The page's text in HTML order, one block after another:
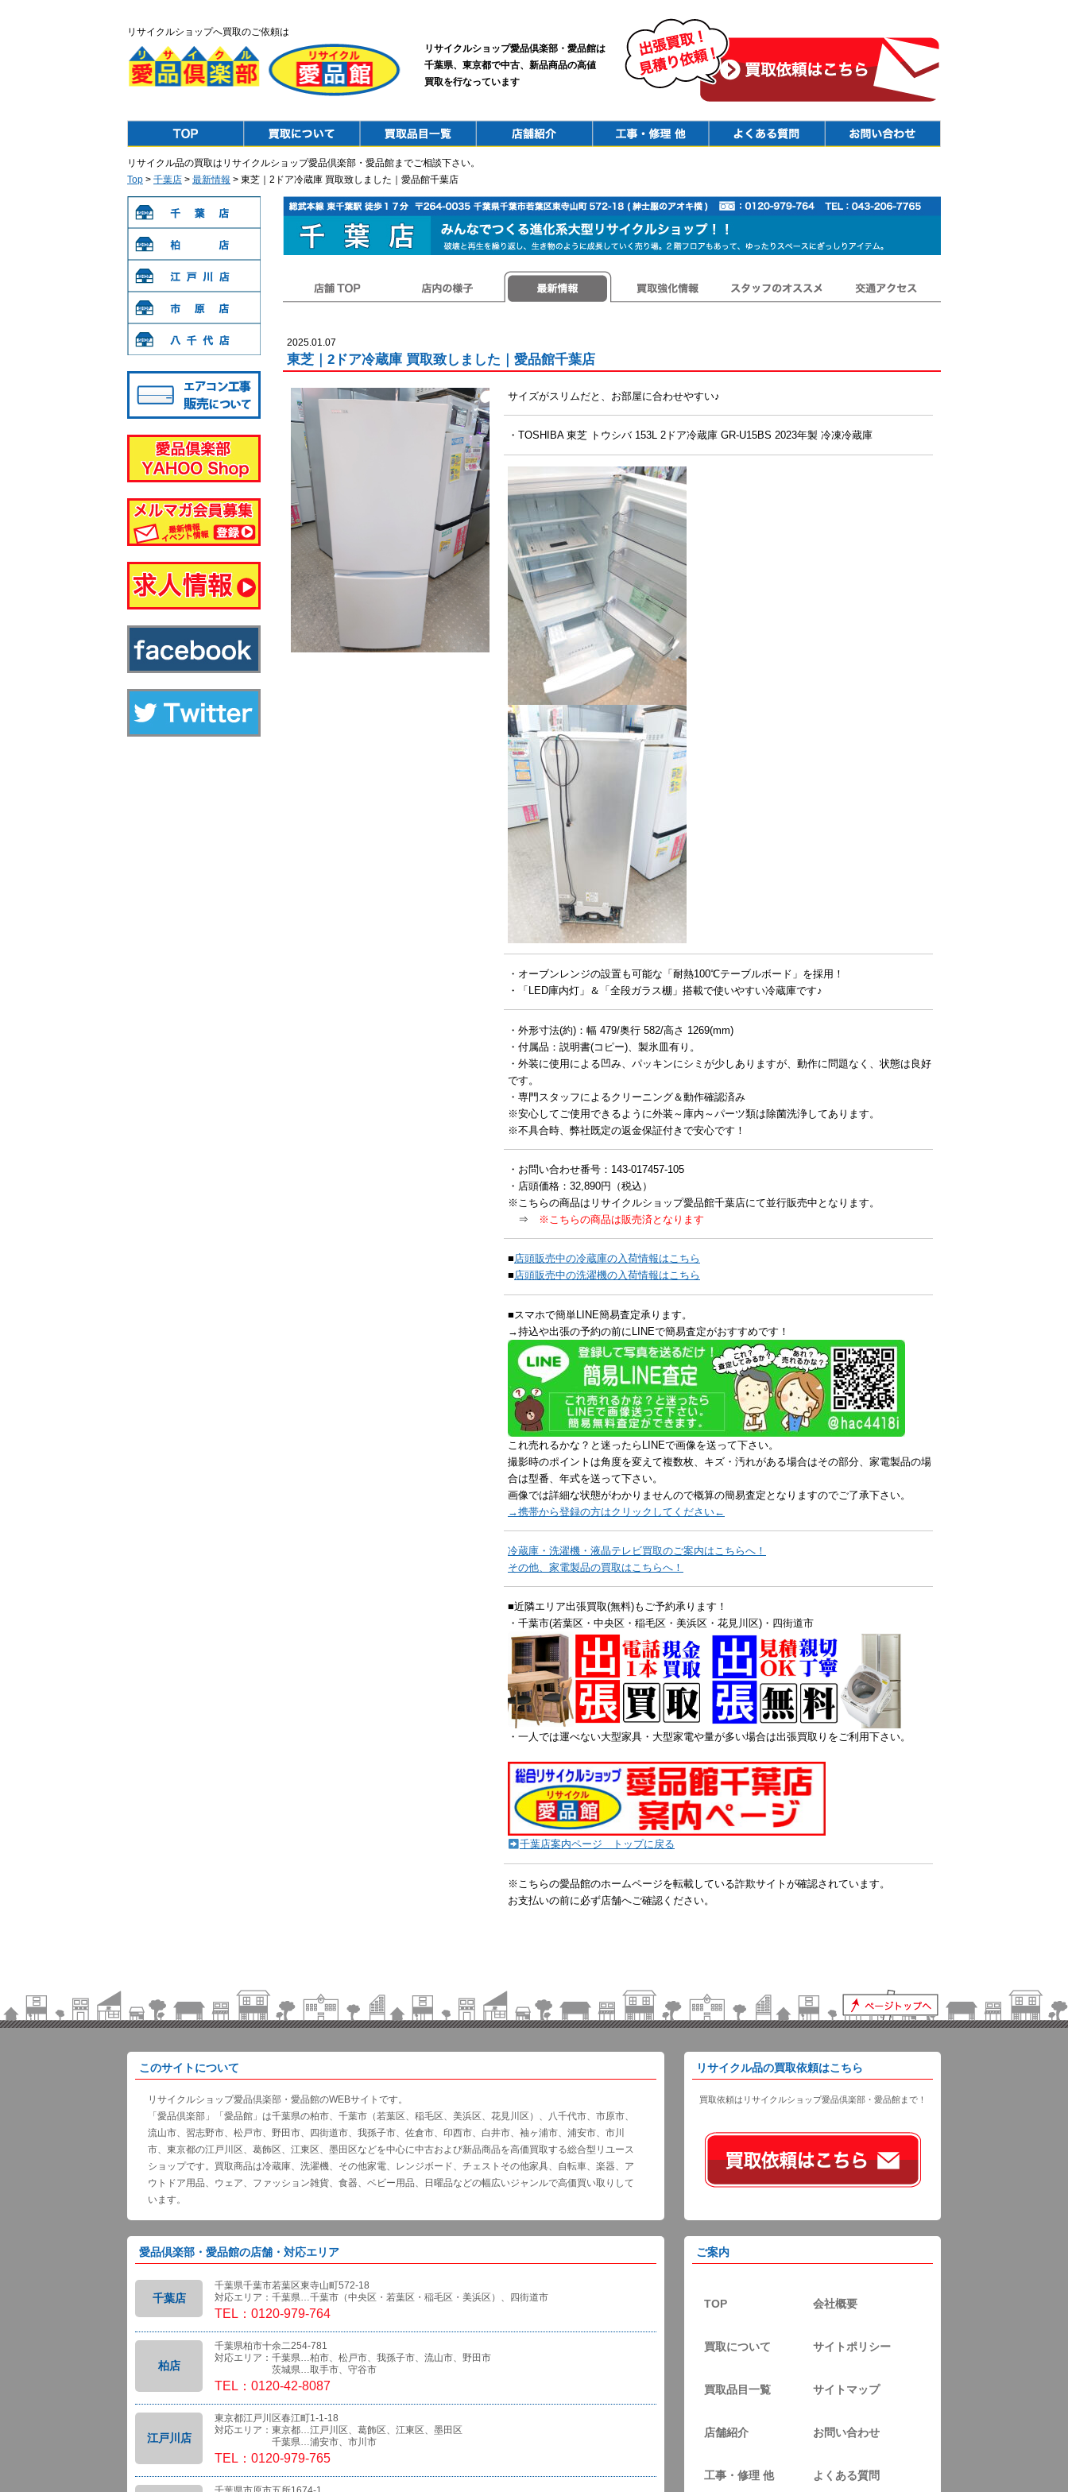
リサイクルショップへ買取のご依頼は
リサイクルショップ愛品倶楽部・愛品館は
千葉県、東京都で中古、新品商品の高値
買取を行なっています
リサイクル品の買取はリサイクルショップ愛品倶楽部・愛品館までご相談下さい。
Top > 千葉店 > 最新情報 > 東芝｜2ドア冷蔵庫 買取致しました｜愛品館千葉店
2025.01.07
東芝｜2ドア冷蔵庫 買取致しました｜愛品館千葉店
サイズがスリムだと、お部屋に合わせやすい♪
・TOSHIBA 東芝 トウシバ 153L 2ドア冷蔵庫 GR-U15BS 2023年製 冷凍冷蔵庫
・オーブンレンジの設置も可能な「耐熱100℃テーブルボード」を採用！
・「LED庫内灯」＆「全段ガラス棚」搭載で使いやすい冷蔵庫です♪
・外形寸法(約)：幅 479/奥行 582/高さ 1269(mm)
・付属品：説明書(コピー)、製氷皿有り。
・外装に使用による凹み、パッキンにシミが少しありますが、動作に問題なく、状態は良好
です。
・専門スタッフによるクリーニング＆動作確認済み
※安心してご使用できるように外装～庫内～パーツ類は除菌洗浄してあります。
※不具合時、弊社既定の返金保証付きで安心です！
・お問い合わせ番号：143-017457-105
・店頭価格：32,890円（税込）
※こちらの商品はリサイクルショップ愛品館千葉店にて並行販売中となります。
⇒
※こちらの商品は販売済となります
■店頭販売中の冷蔵庫の入荷情報はこちら
■店頭販売中の洗濯機の入荷情報はこちら
■スマホで簡単LINE簡易査定承ります。
→持込や出張の予約の前にLINEで簡易査定がおすすめです！
これ売れるかな？と迷ったらLINEで画像を送って下さい。
撮影時のポイントは角度を変えて複数枚、キズ・汚れがある場合はその部分、家電製品の場
合は型番、年式を送って下さい。
画像では詳細な状態がわかりませんので概算の簡易査定となりますのでご了承下さい。
→携帯から登録の方はクリックしてください←
冷蔵庫・洗濯機・液晶テレビ買取のご案内はこちらへ！
その他、家電製品の買取はこちらへ！
■近隣エリア出張買取(無料)もご予約承ります！
・千葉市(若葉区・中央区・稲毛区・美浜区・花見川区)・四街道市
・一人では運べない大型家具・大型家電や量が多い場合は出張買取りをご利用下さい。
千葉店案内ページ トップに戻る
※こちらの愛品館のホームページを転載している詐欺サイトが確認されています。
お支払いの前に必ず店舗へご確認ください。
このサイトについて
リサイクルショップ愛品倶楽部・愛品館のWEBサイトです。
「愛品倶楽部」「愛品館」は千葉県の柏市、千葉市（若葉区、稲毛区、美浜区、花見川区）、八千代市、市原市、
流山市、習志野市、松戸市、野田市、四街道市、我孫子市、佐倉市、印西市、白井市、袖ヶ浦市、浦安市、市川
市、東京都の江戸川区、葛飾区、江東区、墨田区などを中心に中古および新品商品を高価買取する総合型リユース
ショップです。買取商品は冷蔵庫、洗濯機、その他家電、レンジボード、チェストその他家具、自転車、楽器、ア
ウトドア用品、ウェア、ファッション雑貨、食器、ベビー用品、日曜品などの幅広いジャンルで高価買い取りして
います。
リサイクル品の買取依頼はこちら
買取依頼はリサイクルショップ愛品倶楽部・愛品館まで！
愛品倶楽部・愛品館の店舗・対応エリア
千葉店
千葉県千葉市若葉区東寺山町572-18
対応エリア：千葉県…千葉市（中央区・若葉区・稲毛区・美浜区）、四街道市
TEL：0120-979-764
柏店
千葉県柏市十余二254-781
対応エリア：千葉県…柏市、松戸市、我孫子市、流山市、野田市
茨城県…取手市、守谷市
TEL：0120-42-8087
江戸川店
東京都江戸川区春江町1-1-18
対応エリア：東京都…江戸川区、葛飾区、江東区、墨田区
千葉県…浦安市、市川市
TEL：0120-979-765
ご案内
TOP 会社概要
買取について サイトポリシー
買取品目一覧 サイトマップ
店舗紹介 お問い合わせ
工事・修理 他 よくある質問